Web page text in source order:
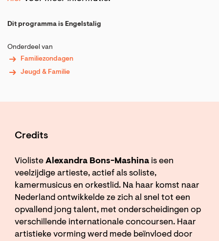
Dit programma is Engelstalig
Onderdeel van
Familiezondagen
Jeugd & Familie
Credits
Violiste Alexandra Bons-Mashina is een
veelzijdige artieste, actief als soliste,
kamermusicus en orkestlid. Na haar komst naar
Nederland ontwikkelde ze zich al snel tot een
opvallend jong talent, met onderscheidingen op
verschillende internationale concoursen. Haar
artistieke vorming werd mede beïnvloed door